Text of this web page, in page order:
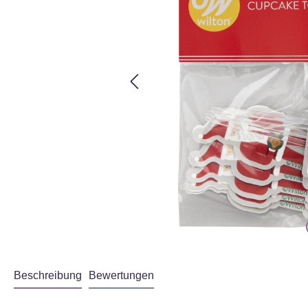
Beschreibung Bewertungen